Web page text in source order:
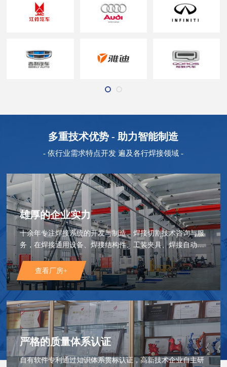
多重技术优势 - 助力智能制造
- 依行业需求特点开发 遍及各行焊接领域 -
雄厚的企业实力
十余年专注焊接系统的开发与制造、焊接切割技术咨询与服
务，在焊接通用设备、焊接结构件、工装夹具、焊接自动化
设备及控制方面积累了丰富的实践经验。
查看厂房+
严格的质量体系认证
自有软件专利通过知识体系贯标认证，高新技术企业自主研